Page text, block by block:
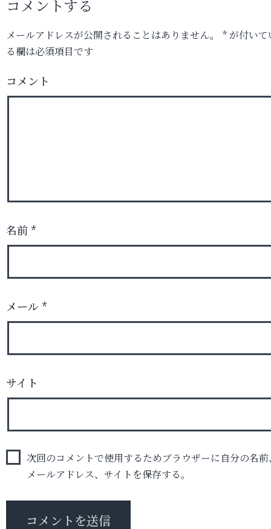
コメントする
メールアドレスが公開されることはありません。 *が付いて
る欄は必須項目です
コメント
名前 *
メール *
サイト
次回のコメントで使用するためブラウザーに自分の名前
メールアドレス、サイトを保存する。